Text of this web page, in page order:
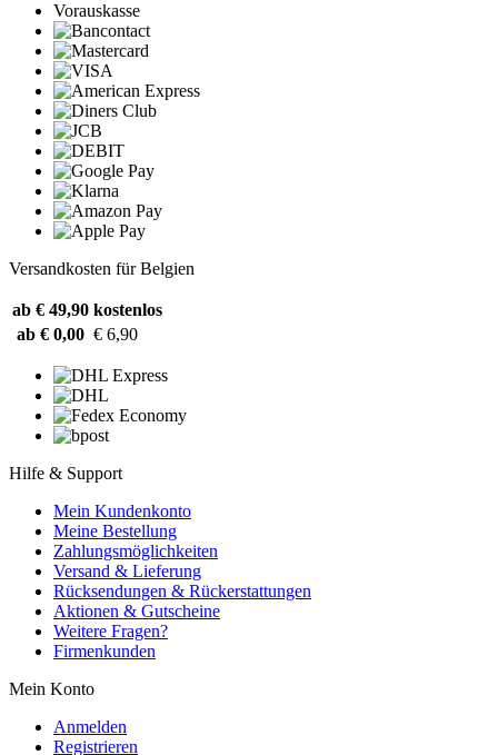
Vorauskasse
Versandkosten für Belgien
ab € 49,90 kostenlos
ab € 0,00 € 6,90
Hilfe & Support
Mein Kundenkonto
Meine Bestellung
Zahlungsmöglichkeiten
Versand & Lieferung
Rücksendungen & Rückerstattungen
Aktionen & Gutscheine
Weitere Fragen?
Firmenkunden
Mein Konto
Anmelden
Registrieren